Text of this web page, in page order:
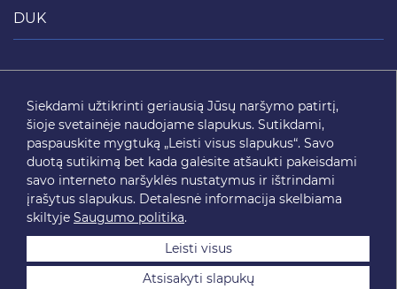
DUK
SEKITE MUS
Siekdami užtikrinti geriausią Jūsų naršymo patirtį,
šioje svetainėje naudojame slapukus. Sutikdami,
paspauskite mygtuką „Leisti visus slapukus“. Savo
duotą sutikimą bet kada galėsite atšaukti pakeisdami
savo interneto naršyklės nustatymus ir ištrindami
įrašytus slapukus. Detalesnė informacija skelbiama
skiltyje Saugumo politika.
Leisti visus
Atsisakyti slapukų